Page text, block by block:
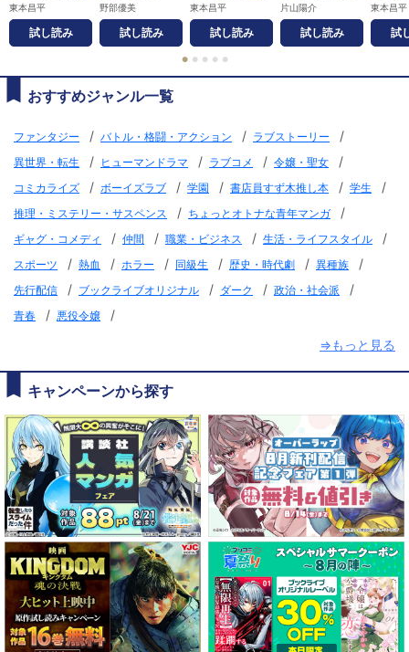
東本昌平
試し読み
野部優美
試し読み
東本昌平
試し読み
片山陽介
試し読み
東本昌平
試
● ● ● ● ●
おすすめジャンル一覧
ファンタジー / バトル・格闘・アクション / ラブストーリー /
異世界・転生 / ヒューマンドラマ / ラブコメ / 令嬢・聖女 /
コミカライズ / ボーイズラブ / 学園 / 書店員すず木推し本 / 学生 /
推理・ミステリー・サスペンス / ちょっとオトナな青年マンガ /
ギャグ・コメディ / 仲間 / 職業・ビジネス / 生活・ライフスタイル /
スポーツ / 熱血 / ホラー / 同級生 / 歴史・時代劇 / 異種族 /
先行配信 / ブックライブオリジナル / ダーク / 政治・社会派 /
青春 / 悪役令嬢
/
⇒もっと見る
キャンペーンから探す